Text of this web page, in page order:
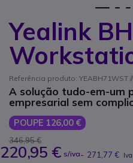
Yealink
Referência produto: YEABH71WST
A solução tudo-em-um
empresarial sem
POUPE 126,00 €
346,95 €
220,95 € s/iva- 271,77 €
Saltar para o início da Galeria